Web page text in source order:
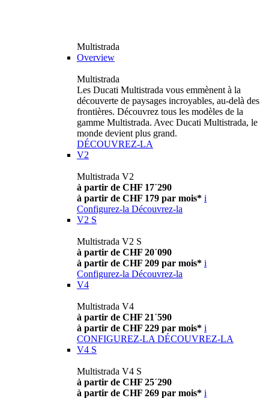
Multistrada
Overview
Multistrada
Les Ducati Multistrada vous emmènent à la
découverte de paysages incroyables, au-delà des
frontières. Découvrez tous les modèles de la
gamme Multistrada. Avec Ducati Multistrada, le
monde devient plus grand.
DÉCOUVREZ-LA
V2
Multistrada V2
à partir de CHF 17´290
à partir de CHF 179 par mois* i
Configurez-la Découvrez-la
V2 S
Multistrada V2 S
à partir de CHF 20´090
à partir de CHF 209 par mois* i
Configurez-la Découvrez-la
V4
Multistrada V4
à partir de CHF 21´590
à partir de CHF 229 par mois* i
CONFIGUREZ-LA DÉCOUVREZ-LA
V4 S
Multistrada V4 S
à partir de CHF 25´290
à partir de CHF 269 par mois* i